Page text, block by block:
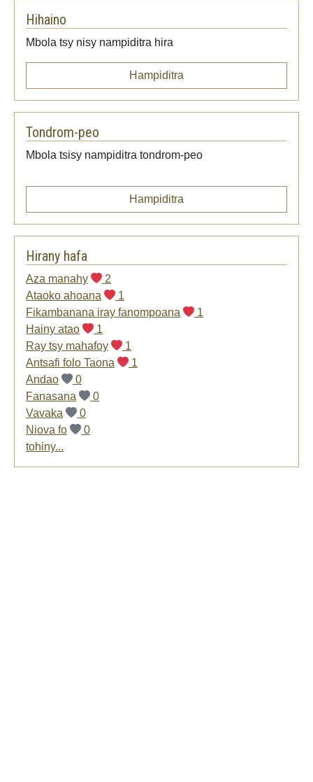
Hihaino
Mbola tsy nisy nampiditra hira
Hampiditra
Tondrom-peo
Mbola tsisy nampiditra tondrom-peo
Hampiditra
Hirany hafa
Aza manahy
2
Ataoko ahoana
1
Fikambanana iray fanompoana
1
Hainy atao
1
Ray tsy mahafoy
1
Antsafi folo Taona
1
Andao
0
Fanasana
0
Vavaka
0
Niova fo
0
tohiny...